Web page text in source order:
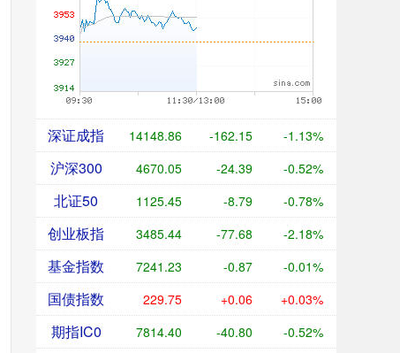
深证成指 14148.86 -162.15 -1.13%
沪深300 4670.05 -24.39 -0.52%
北证50 1125.45 -8.79 -0.78%
创业板指 3485.44 -77.68 -2.18%
基金指数 7241.23 -0.87 -0.01%
国债指数 229.75 +0.06 +0.03%
期指IC0 7814.40 -40.80 -0.52%